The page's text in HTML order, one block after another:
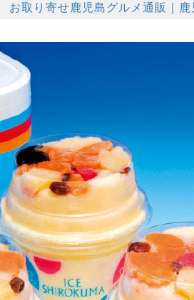
お取り寄せ鹿児島グルメ通販｜